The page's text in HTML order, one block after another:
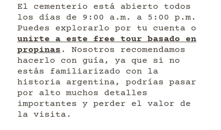
El cementerio está abierto todos
los días de 9:00 a.m. a 5:00 p.m.
Puedes explorarlo por tu cuenta o
unirte a este free tour basado en
propinas . Nosotros recomendamos
hacerlo con guía, ya que si no
estás familiarizado con la
historia argentina, podrías pasar
por alto muchos detalles
importantes y perder el valor de
la visita.